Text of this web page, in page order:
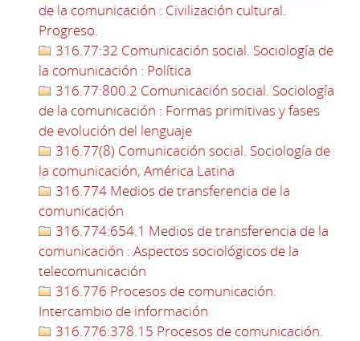
de la comunicación : Civilización cultural.
Progreso.
316.77:32 Comunicación social. Sociología de
la comunicación : Política
316.77:800.2 Comunicación social. Sociología
de la comunicación : Formas primitivas y fases
de evolución del lenguaje
316.77(8) Comunicación social. Sociología de
la comunicación, América Latina
316.774 Medios de transferencia de la
comunicación
316.774:654.1 Medios de transferencia de la
comunicación : Aspectos sociológicos de la
telecomunicación
316.776 Procesos de comunicación.
Intercambio de información
316.776:378.15 Procesos de comunicación.